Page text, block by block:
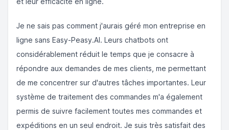
Je ne sais pas comment j'aurais géré mon entreprise en
ligne sans Easy-Peasy.AI. Leurs chatbots ont
considérablement réduit le temps que je consacre à
répondre aux demandes de mes clients, me permettant
de me concentrer sur d'autres tâches importantes. Leur
système de traitement des commandes m'a également
permis de suivre facilement toutes mes commandes et
expéditions en un seul endroit. Je suis très satisfait des